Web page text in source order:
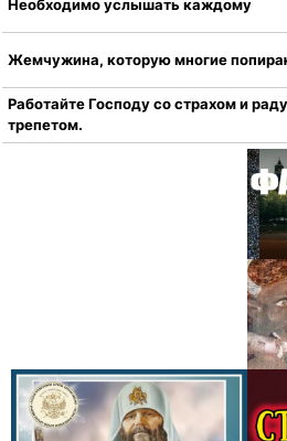
Необходимо услышать каждому
Жемчужина, которую многие
Работайте Господу со страхом и
трепетом.